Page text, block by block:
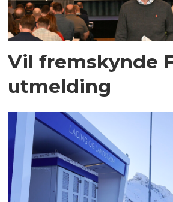
Vil fremskynde
utmelding